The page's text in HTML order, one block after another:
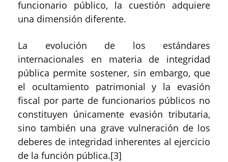
funcionario público, la cuestión adquiere
una dimensión diferente.
La evolución de los estándares
internacionales en materia de integridad
pública permite sostener, sin embargo, que
el ocultamiento patrimonial y la evasión
fiscal por parte de funcionarios públicos no
constituyen únicamente evasión tributaria,
sino también una grave vulneración de los
deberes de integridad inherentes al ejercicio
de la función pública.[3]